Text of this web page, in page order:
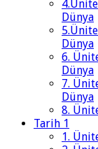
Dünya
Dünya
6.
Dünya
7.
Dünya
8.
Tarih 1
1.